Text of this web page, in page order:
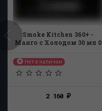
Smoke Kitchen 360+ -
Манго с Холодом 30 мл 0
Нет в наличии
2 160₽